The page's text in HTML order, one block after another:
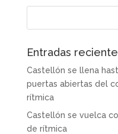
Entradas
Castellón se llena
puertas abiertas del
rítmica
Castellón se vuelca
de rítmica